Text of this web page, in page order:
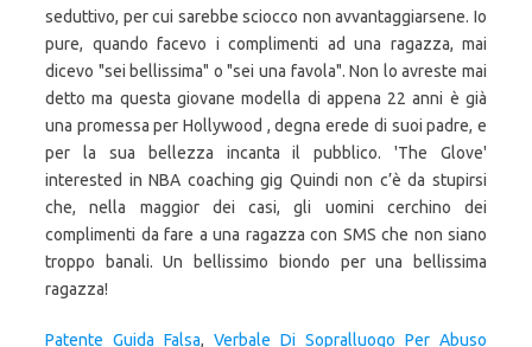
seduttivo, per cui sarebbe sciocco non avvantaggiarsene. Io
pure, quando facevo i complimenti ad una ragazza, mai
dicevo "sei bellissima" o "sei una favola". Non lo avreste mai
detto ma questa giovane modella di appena 22 anni è già
una promessa per Hollywood , degna erede di suoi padre, e
per la sua bellezza incanta il pubblico. 'The Glove'
interested in NBA coaching gig Quindi non c’è da stupirsi
che, nella maggior dei casi, gli uomini cerchino dei
complimenti da fare a una ragazza con SMS che non siano
troppo banali. Un bellissimo biondo per una bellissima
ragazza!
Patente Guida Falsa, Verbale Di Sopralluogo Per Abuso